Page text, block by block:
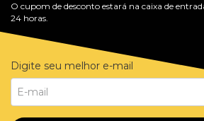
O cupom de desconto estará na caixa de
24 horas.
Digite seu melhor e-mail